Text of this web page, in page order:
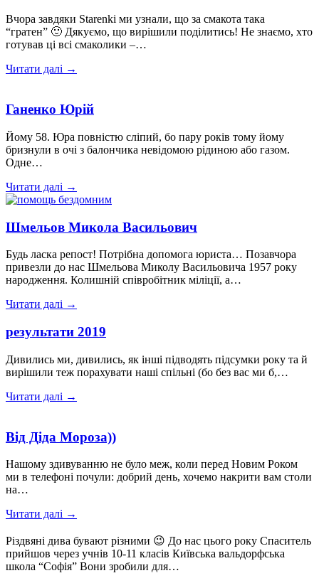
Вчора завдяки Starenki ми узнали, що за смакота така
“гратен” 🙂 Дякуємо, що вирішили поділитись! Не знаємо, хто
готував ці всі смаколики –…
Читати далі →
Ганенко Юрій
Йому 58. Юра повністю сліпий, бо пару років тому йому
бризнули в очі з балончика невідомою рідиною або газом.
Одне…
Читати далі →
Шмельов Микола Васильович
Будь ласка репост! Потрібна допомога юриста… Позавчора
привезли до нас Шмельова Миколу Васильовича 1957 року
народження. Колишній співробітник міліції, а…
Читати далі →
результати 2019
Дивились ми, дивились, як інші підводять підсумки року та й
вирішили теж порахувати наші спільні (бо без вас ми б,…
Читати далі →
Від Діда Мороза))
Нашому здивуванню не було меж, коли перед Новим Роком
ми в телефоні почули: добрий день, хочемо накрити вам столи
на…
Читати далі →
Різдвяні дива бувают різними 😉 До нас цього року Спаситель
прийшов через учнів 10-11 класів Київська вальдорфська
школа “Софія” Вони зробили для…